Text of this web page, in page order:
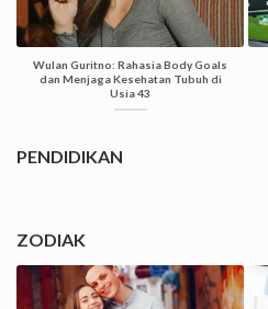
Wulan Guritno: Rahasia Body Goals
dan Menjaga Kesehatan Tubuh di
Usia 43
PENDIDIKAN
ZODIAK